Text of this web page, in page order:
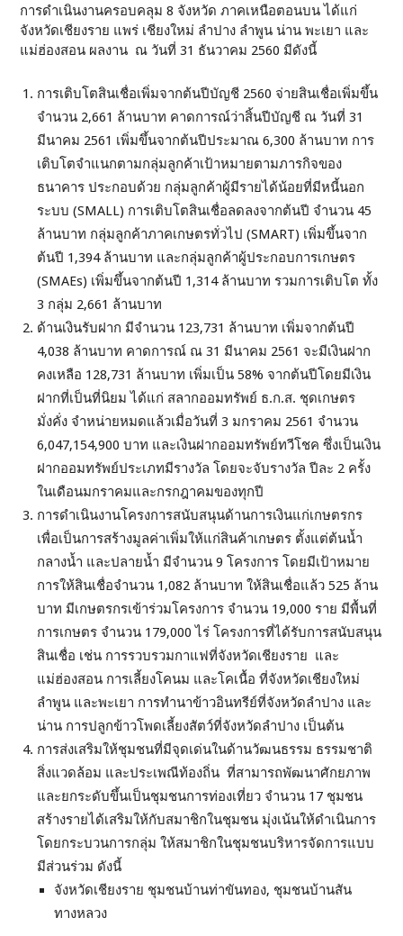
การดำเนินงานครอบคลุม 8 จังหวัด ภาคเหนือตอนบน ได้แก่
จังหวัดเชียงราย แพร่ เชียงใหม่ ลำปาง ลำพูน น่าน พะเยา และ
แม่ฮ่องสอน ผลงาน ณ วันที่ 31 ธันวาคม 2560 มีดังนี้
การเติบโตสินเชื่อเพิ่มจากต้นปีบัญชี 2560 จ่ายสินเชื่อเพิ่มขึ้น
จำนวน 2,661 ล้านบาท คาดการณ์ว่าสิ้นปีบัญชี ณ วันที่ 31
มีนาคม 2561 เพิ่มขึ้นจากต้นปีประมาณ 6,300 ล้านบาท การ
เติบโตจำแนกตามกลุ่มลูกค้าเป้าหมายตามภารกิจของ
ธนาคาร ประกอบด้วย กลุ่มลูกค้าผู้มีรายได้น้อยที่มีหนี้นอก
ระบบ (SMALL) การเติบโตสินเชื่อลดลงจากต้นปี จำนวน 45
ล้านบาท กลุ่มลูกค้าภาคเกษตรทั่วไป (SMART) เพิ่มขึ้นจาก
ต้นปี 1,394 ล้านบาท และกลุ่มลูกค้าผู้ประกอบการเกษตร
(SMAEs) เพิ่มขึ้นจากต้นปี 1,314 ล้านบาท รวมการเติบโต ทั้ง
3 กลุ่ม 2,661 ล้านบาท
ด้านเงินรับฝาก มีจำนวน 123,731 ล้านบาท เพิ่มจากต้นปี
4,038 ล้านบาท คาดการณ์ ณ 31 มีนาคม 2561 จะมีเงินฝาก
คงเหลือ 128,731 ล้านบาท เพิ่มเป็น 58% จากต้นปีโดยมีเงิน
ฝากที่เป็นที่นิยม ได้แก่ สลากออมทรัพย์ ธ.ก.ส. ชุดเกษตร
มั่งคั่ง จำหน่ายหมดแล้วเมื่อวันที่ 3 มกราคม 2561 จำนวน
6,047,154,900 บาท และเงินฝากออมทรัพย์ทวีโชค ซึ่งเป็นเงิน
ฝากออมทรัพย์ประเภทมีรางวัล โดยจะจับรางวัล ปีละ 2 ครั้ง
ในเดือนมกราคมและกรกฎาคมของทุกปี
การดำเนินงานโครงการสนับสนุนด้านการเงินแก่เกษตรกร
เพื่อเป็นการสร้างมูลค่าเพิ่มให้แก่สินค้าเกษตร ตั้งแต่ต้นน้ำ
กลางน้ำ และปลายน้ำ มีจำนวน 9 โครงการ โดยมีเป้าหมาย
การให้สินเชื่อจำนวน 1,082 ล้านบาท ให้สินเชื่อแล้ว 525 ล้าน
บาท มีเกษตรกรเข้าร่วมโครงการ จำนวน 19,000 ราย มีพื้นที่
การเกษตร จำนวน 179,000 ไร่ โครงการที่ได้รับการสนับสนุน
สินเชื่อ เช่น การรวบรวมกาแฟที่จังหวัดเชียงราย และ
แม่ฮ่องสอน การเลี้ยงโคนม และโคเนื้อ ที่จังหวัดเชียงใหม่
ลำพูน และพะเยา การทำนาข้าวอินทรีย์ที่จังหวัดลำปาง และ
น่าน การปลูกข้าวโพดเลี้ยงสัตว์ที่จังหวัดลำปาง เป็นต้น
การส่งเสริมให้ชุมชนที่มีจุดเด่นในด้านวัฒนธรรม ธรรมชาติ
สิ่งแวดล้อม และประเพณีท้องถิ่น ที่สามารถพัฒนาศักยภาพ
และยกระดับขึ้นเป็นชุมชนการท่องเที่ยว จำนวน 17 ชุมชน
สร้างรายได้เสริมให้กับสมาชิกในชุมชน มุ่งเน้นให้ดำเนินการ
โดยกระบวนการกลุ่ม ให้สมาชิกในชุมชนบริหารจัดการแบบ
มีส่วนร่วม ดังนี้
จังหวัดเชียงราย ชุมชนบ้านท่าขันทอง, ชุมชนบ้านสัน
ทางหลวง